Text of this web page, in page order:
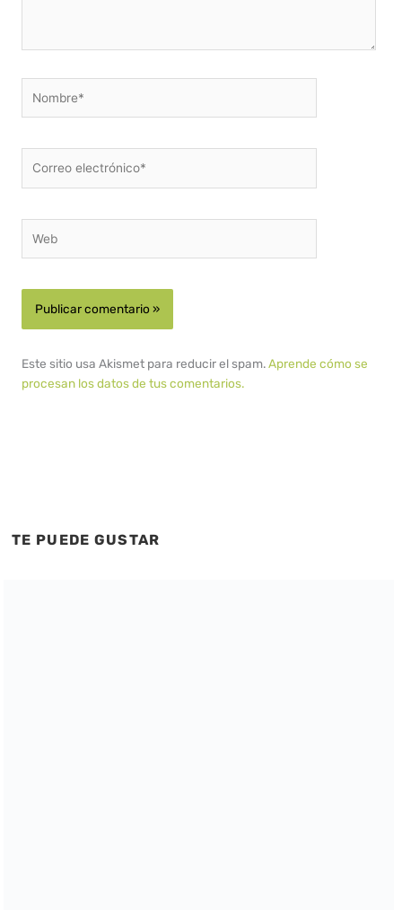
electrónico*
Este sitio usa Akismet para reducir el spam.Aprende cómo se
procesan los datos de tus comentarios.
TE PUEDE GUSTAR